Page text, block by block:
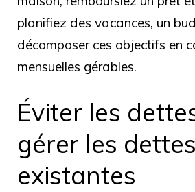
planifiez des vacances, un
décomposer ces objectifs en
mensuelles gérables.
Éviter les
gérer les dettes
existantes